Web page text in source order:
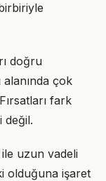
doğru
çok
fark
değil.
ile uzun vadeli
olduğuna işaret